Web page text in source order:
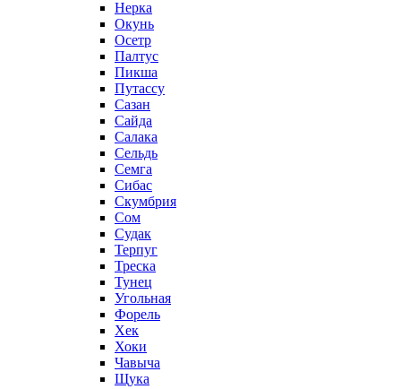
Нерка
Окунь
Осетр
Палтус
Пикша
Путассу
Сазан
Сайда
Салака
Сельдь
Семга
Сибас
Скумбрия
Сом
Судак
Терпуг
Треска
Тунец
Угольная
Форель
Хек
Хоки
Чавыча
Щука